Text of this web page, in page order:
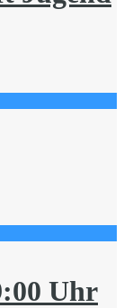
Uhr